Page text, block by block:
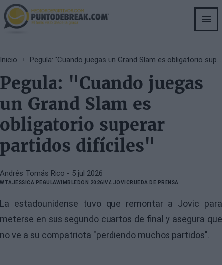
Skip
to
main
Breadcrumb
Inicio
Pegula: "Cuando juegas
un Grand Slam es
obligatorio superar
partidos difíciles"
Andrés Tomás Rico - 5 jul 2026
WTAJESSICA PEGULAWIMBLEDON 2026 IVA JOVIC RUEDA DE PRENSA
La estadounidense tuvo que remontar a Jovic para
meterse en sus segundo cuartos de final y asegura que
no ve a su compatriota "perdiendo muchos partidos".